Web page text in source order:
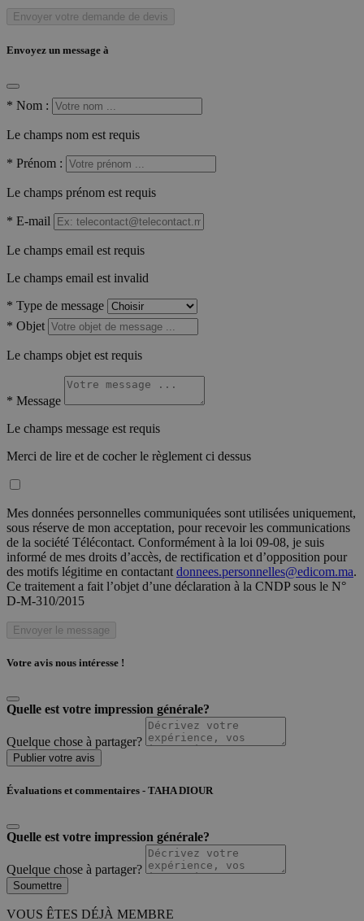
Envoyer votre demande de devis
Envoyez un message à
* Nom :
Le champs nom est requis
* Prénom :
Le champs prénom est requis
* E-mail
Le champs email est requis
Le champs email est invalid
* Type de message
* Objet
Le champs objet est requis
* Message
Le champs message est requis
Merci de lire et de cocher le règlement ci dessus
Mes données personnelles communiquées sont utilisées uniquement,
sous réserve de mon acceptation, pour recevoir les communications
de la société Télécontact. Conformément à la loi 09-08, je suis
informé de mes droits d’accès, de rectification et d’opposition pour
des motifs légitime en contactant donnees.personnelles@edicom.ma.
Ce traitement a fait l’objet d’une déclaration à la CNDP sous le N°
D-M-310/2015
Envoyer le message
Votre avis nous intéresse !
Quelle est votre impression générale?
Quelque chose à partager?
Publier votre avis
Évaluations et commentaires - TAHA DIOUR
Quelle est votre impression générale?
Quelque chose à partager?
Soumettre
VOUS ÊTES DÉJÀ MEMBRE